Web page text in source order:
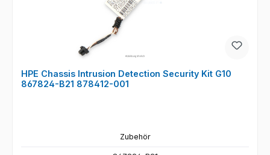
HPE Chassis Intrusion Detection Security Kit G10
867824-B21 878412-001
Zubehör